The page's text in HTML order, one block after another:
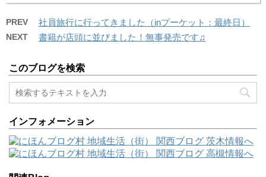
PREV 社員旅行に行ってきました（inプーケット：最終日）
NEXT 書籍が店頭に並びました！無事発売です♫
このブログを検索
インフォメーション